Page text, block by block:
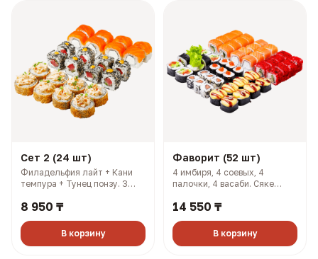
Сет 2 (24 шт)
Филадельфия лайт + Кани
темпура + Тунец понзу. 3
3 васаби (927 гр, 2108 ккал)
8 950 ₸
В корзину
Фаворит (52 шт)
4 имбиря, 4 соевых, 4
палочки, 4 васаби. Сяке
Самурай + Нори маки ясай +
+ Чикси хот (1606 гр, 2733
ккал)
14 550 ₸
В корзину